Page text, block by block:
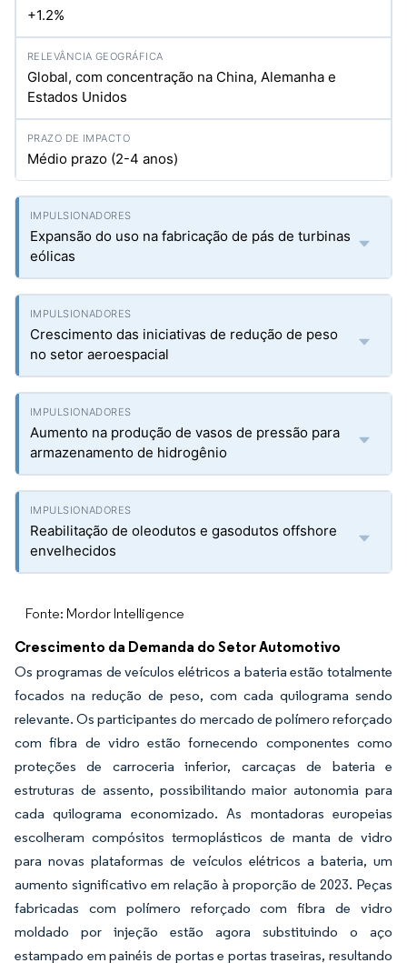
+1.2%
Global, com concentração na China, Alemanha e
Estados Unidos
Médio prazo (2-4 anos)
Expansão do uso na fabricação de pás de turbinas
eólicas
Crescimento das iniciativas de redução de peso
no setor aeroespacial
Aumento na produção de vasos de pressão para
armazenamento de hidrogênio
Reabilitação de oleodutos e gasodutos offshore
envelhecidos
Fonte: Mordor Intelligence
Crescimento da Demanda do Setor Automotivo
Os programas de veículos elétricos a bateria estão totalmente
focados na redução de peso, com cada quilograma sendo
relevante. Os participantes do mercado de polímero reforçado
com fibra de vidro estão fornecendo componentes como
proteções de carroceria inferior, carcaças de bateria e
estruturas de assento, possibilitando maior autonomia para
cada quilograma economizado. As montadoras europeias
escolheram compósitos termoplásticos de manta de vidro
para novas plataformas de veículos elétricos a bateria, um
aumento significativo em relação à proporção de 2023. Peças
fabricadas com polímero reforçado com fibra de vidro
moldado por injeção estão agora substituindo o aço
estampado em painéis de portas e portas traseiras, resultando